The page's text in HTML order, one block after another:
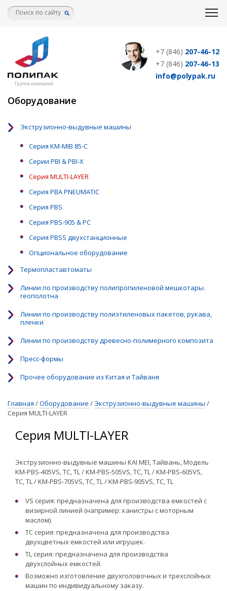
Перейти
к
+7 (846) 207-46-12
+7 (846) 207-46-13
info@polypak.ru
Оборудование
Экструзионно-выдувные машины
Серия KM-MIB 85-C
Серии PBI & PBI-X
Серия MULTI-LAYER
Серия PBA PNEUMATIC
Серия PBS
Серия PBS-905 & PC
Серия PBSS двухстанционные
Опциональное оборудование
Термопластавтоматы
Линии по производству полипропиленовой мешкотары.
геополотна
Линии по производству полиэтиленовых пакетов, рукава,
пленки
Линии по производству древесно-полимерного композита
Пресс-формы
Прочее оборудование из Китая и Тайваня
Главная /Оборудование / Экструзионно-выдувные машины /
Серия MULTI-LAYER
Серия MULTI-LAYER
Экструзионно-выдувные машины KAI MEI, Тайвань, Модель
KM-PBS-405VS, TC, TL / KM-PBS-505VS, TC, TL / KM-PBS-605VS,
TC, TL / KM-PBS-705VS, TC, TL / KM-PBS-905VS, TC, TL
VS серия: предназначена для производства емкостей с
визирной линией (например: канистры с моторным
маслом).
TC серия: предназначена для производства
двухцветных емкостей или игрушек.
TL серия: предназначена для производства
двухслойных емкостей.
Возможно изготовление двухголовочных и трехслойных
машин по индивидуальному заказу.